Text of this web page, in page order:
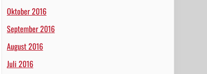
Oktober 2016
September 2016
August 2016
Juli 2016